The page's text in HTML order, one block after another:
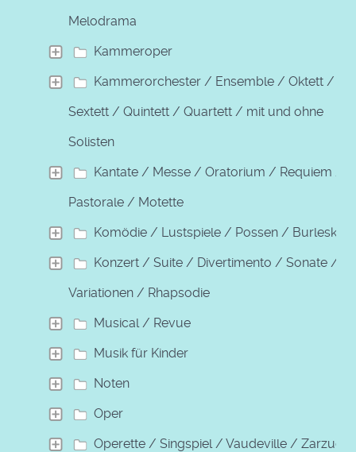
Melodrama
Kammeroper
Kammerorchester / Ensemble / Oktett /
Sextett / Quintett / Quartett / mit und ohne
Solisten
Kantate / Messe / Oratorium / Requiem /
Pastorale / Motette
Komödie / Lustspiele / Possen / Burleske
Konzert / Suite / Divertimento / Sonate /
Variationen / Rhapsodie
Musical / Revue
Musik für Kinder
Noten
Oper
Operette / Singspiel / Vaudeville / Zarzuela